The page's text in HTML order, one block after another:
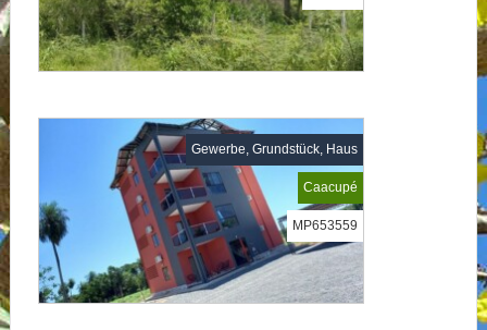
Gewerbe, Grundstück, Haus
Caacupé
MP653559